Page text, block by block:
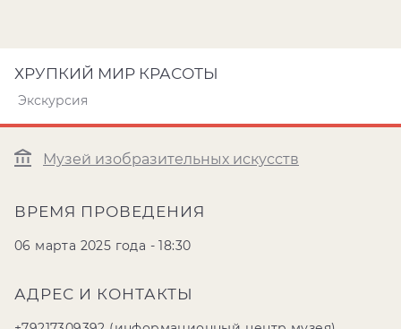
ХРУПКИЙ МИР КРАСОТЫ
Экскурсия
Музей изобразительных искусств
ВРЕМЯ ПРОВЕДЕНИЯ
06 марта 2025 года - 18:30
АДРЕС И КОНТАКТЫ